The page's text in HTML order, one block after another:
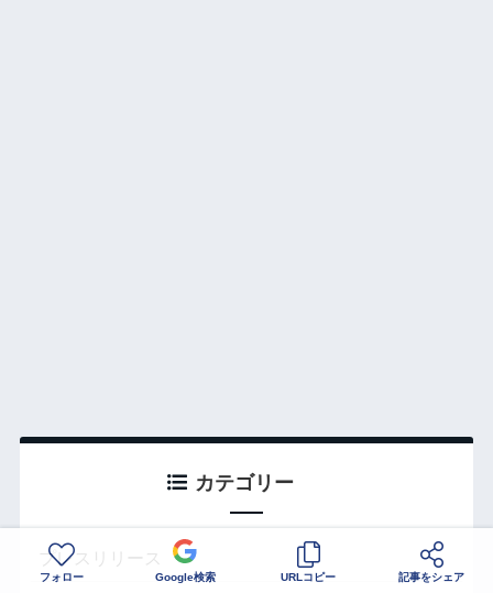
カテゴリー
プレスリリース
フォロー Google検索 URLコピー 記事をシェア